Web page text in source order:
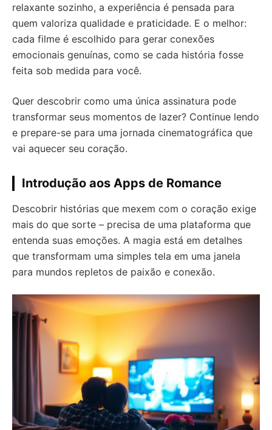
relaxante sozinho, a experiência é pensada para
quem valoriza qualidade e praticidade. E o melhor:
cada filme é escolhido para gerar conexões
emocionais genuínas, como se cada história fosse
feita sob medida para você.
Quer descobrir como uma única assinatura pode
transformar seus momentos de lazer? Continue lendo
e prepare-se para uma jornada cinematográfica que
vai aquecer seu coração.
Introdução aos Apps de Romance
Descobrir histórias que mexem com o coração exige
mais do que sorte – precisa de uma plataforma que
entenda suas emoções. A magia está em detalhes
que transformam uma simples tela em uma janela
para mundos repletos de paixão e conexão.